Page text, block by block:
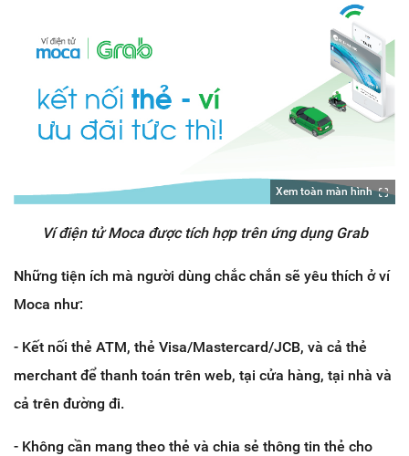
Xem toàn màn hình
Ví điện tử Moca được tích hợp trên ứng dụng Grab
Những tiện ích mà người dùng chắc chắn sẽ yêu thích ở ví
Moca như:
- Kết nối thẻ ATM, thẻ Visa/Mastercard/JCB, và cả thẻ
merchant để thanh toán trên web, tại cửa hàng, tại nhà và
cả trên đường đi.
- Không cần mang theo thẻ và chia sẻ thông tin thẻ cho